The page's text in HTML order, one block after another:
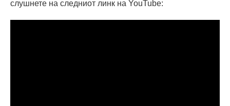
слушнете на следниот линк на YouTube: